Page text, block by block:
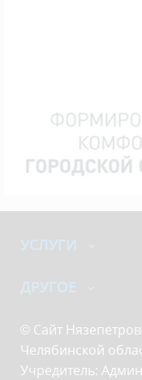
УСЛУГИ
ДРУГОЕ
© Сайт
Челябинской
Учредитель: